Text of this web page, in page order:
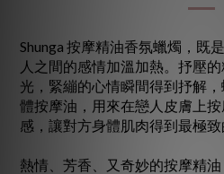
Shunga 按摩精油香氛蠟燭，既
人之間的感情加溫加熱。抒壓
光，緊繃的心情瞬間得到抒解
體按摩油，用來在戀人皮膚上
感，讓對方身體肌肉得到最極致
熱情、芳香、又奇妙的按摩精